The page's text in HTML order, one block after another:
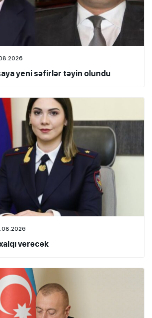
yeni səfirlər təyin olundu
verəcək